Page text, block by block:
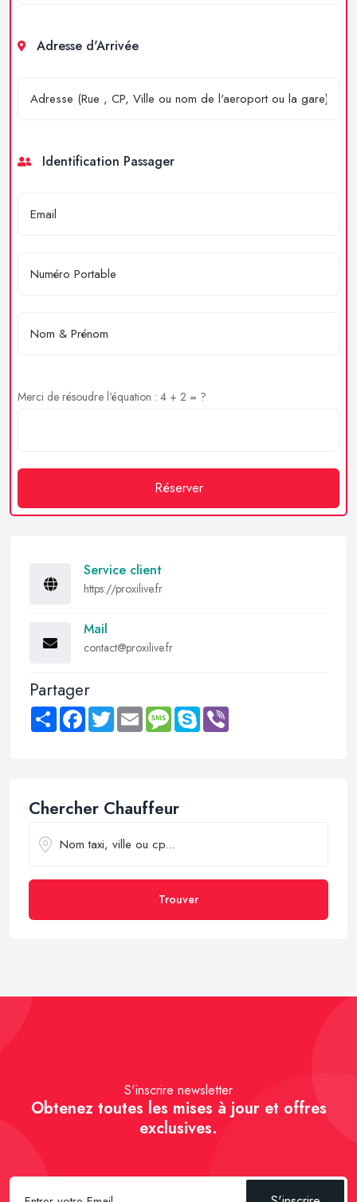
Adresse d'Arrivée
Identification Passager
Merci de résoudre l'équation : 4 + 2 = ?
Réserver
Service client
https://proxilive.fr
Mail
contact@proxilive.fr
Partager
Share FacebookTwitter Email MessageSkype
Chercher Chauffeur
Trouver
S'inscrire newsletter
Obtenez toutes les mises à jour et offres
exclusives.